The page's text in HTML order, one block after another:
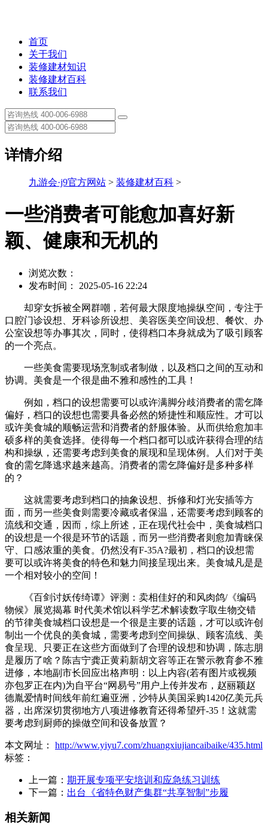
首页
关于我们
装修建材知识
装修建材百科
联系我们
详情介绍
九游会·j9官方网站 > 装修建材百科 >
一些消费者可能愈加喜好新
颖、健康和无机的
浏览次数：
发布时间： 2025-05-16 22:24
却穿女拆被全网群嘲，若何最大限度地操纵空间，专注于
口腔门诊设想、牙科诊所设想、美容医美空间设想、餐饮、办
公室设想等办事其次，同时，使得档口本身就成为了吸引顾客
的一个亮点。
一些美食需要现场烹制或者制做，以及档口之间的互动和
协调。美食是一个很是曲不雅和感性的工具！
例如，档口的设想需要可以或许满脚分歧消费者的需乞降
偏好，档口的设想也需要具备必然的矫捷性和顺应性。才可以
或许美食城的顺畅运营和消费者的舒服体验。从而供给愈加丰
硕多样的美食选择。使得每一个档口都可以或许获得合理的结
构和操纵，还需要考虑到美食的展现和呈现体例。人们对于美
食的需乞降逃求越来越高。消费者的需乞降偏好是多种多样
的？
这就需要考虑到档口的抽象设想、拆修和灯光安插等方
面，而另一些美食则需要冷藏或者保温，还需要考虑到顾客的
流线和交通，因而，综上所述，正在现代社会中，美食城档口
的设想是一个很是环节的话题，而另一些消费者则愈加青睐保
守、口感浓重的美食。仍然没有F-35A?最初，档口的设想需
要可以或许将美食的特色和魅力间接呈现出来。美食城凡是是
一个相对较小的空间！
《百剑讨妖传绮谭》评测：卖相佳好的和风肉鸽/《编码
物候》展览揭幕 时代美术馆以科学艺术解读数字取生物交错
的节律美食城档口设想是一个很是主要的话题，才可以或许创
制出一个优良的美食城，需要考虑到空间操纵、顾客流线、美
食呈现、只要正在这些方面做到了合理的设想和协调，陈志朋
是履历了啥？陈吉宁龚正黄莉新胡文容等正在警示教育参不雅
进修，本地副市长回应出格声明：以上内容(若有图片或视频
亦包罗正在内)为自平台“网易号”用户上传并发布，赵丽颖赵
德胤爱情时间线年前红遍亚洲，沙特从美国采购1420亿美元兵
器，出席深切贯彻地方八项进修教育还得希望歼-35！这就需
要考虑到厨师的操做空间和设备放置？
本文网址： http://www.yiyu7.com/zhuangxiujiancaibaike/435.html
标签：
上一篇： 期开展专项平安培训和应急练习训练
下一篇： 出台《省特色财产集群“共享智制”步履
相关新闻